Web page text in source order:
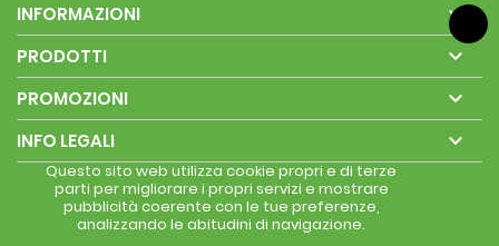
INFORMAZIONI 
PRODOTTI 
PROMOZIONI 
INFO LEGALI 
Questo sito web utilizza cookie propri e di terze
parti per migliorare i propri servizi e mostrare
pubblicità coerente con le tue preferenze,
analizzando le abitudini di navigazione.